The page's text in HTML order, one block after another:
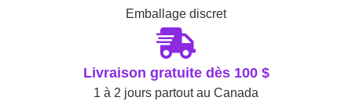
Emballage discret
Livraison gratuite dès 100 $
1 à 2 jours partout au Canada